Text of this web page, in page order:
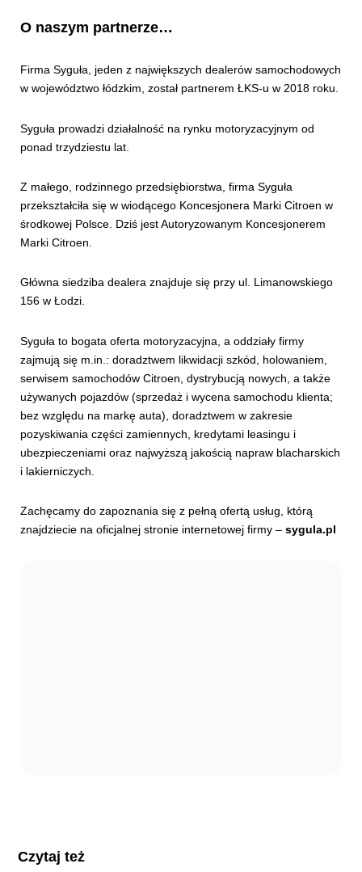
O naszym partnerze…
Firma Syguła, jeden z największych dealerów samochodowych
w województwo łódzkim, został partnerem ŁKS-u w 2018 roku.
Syguła prowadzi działalność na rynku motoryzacyjnym od
ponad trzydziestu lat.
Z małego, rodzinnego przedsiębiorstwa, firma Syguła
przekształciła się w wiodącego Koncesjonera Marki Citroen w
środkowej Polsce. Dziś jest Autoryzowanym Koncesjonerem
Marki Citroen.
Główna siedziba dealera znajduje się przy ul. Limanowskiego
156 w Łodzi.
Syguła to bogata oferta motoryzacyjna, a oddziały firmy
zajmują się m.in.: doradztwem likwidacji szkód, holowaniem,
serwisem samochodów Citroen, dystrybucją nowych, a także
używanych pojazdów (sprzedaż i wycena samochodu klienta;
bez względu na markę auta), doradztwem w zakresie
pozyskiwania części zamiennych, kredytami leasingu i
ubezpieczeniami oraz najwyższą jakością napraw blacharskich
i lakierniczych.
Zachęcamy do zapoznania się z pełną ofertą usług, którą
znajdziecie na oficjalnej stronie internetowej firmy – sygula.pl
Czytaj też